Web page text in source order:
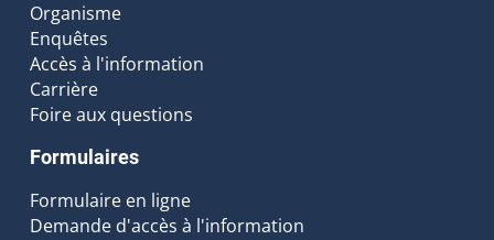
Organisme
Enquêtes
Accès à l'information
Carrière
Foire aux questions
Formulaires
Formulaire en ligne
Demande d'accès à l'information